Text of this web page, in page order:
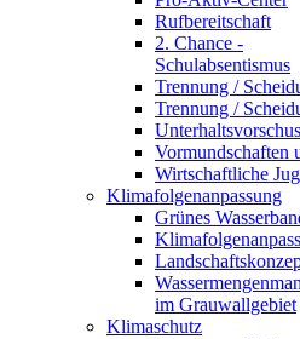
Rufbereitschaft
2. Chance -
Schulabsentismus
Trennung /
Trennung /
Vormundschaften
Wirtschaftliche
Klimafolgenanpassung
Grünes
im Grauwallgebiet
Klimaschutz